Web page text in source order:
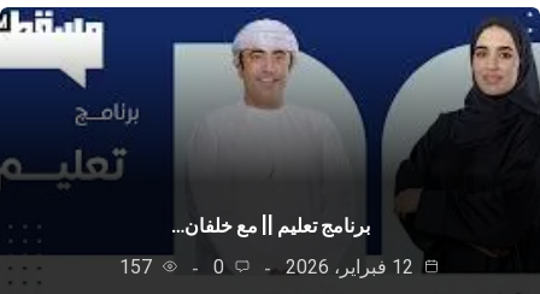
برنامج تعليم || مع خلفان…
0
157